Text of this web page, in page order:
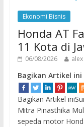
Ekonomi Bisnis
Honda AT
11 Kota di
06/08/2026 alex
Bagikan Artikel ini
Bagikan Artikel
Mitra Pinasthika
sepeda motor